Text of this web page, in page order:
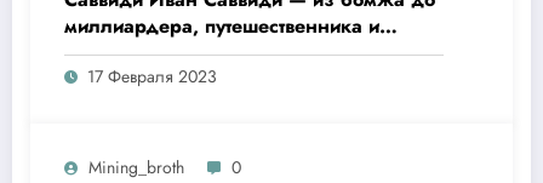
миллиардера, путешественника и
футбольного президента —
удивительная биография
17 Февраля 2023
Mining_broth 0